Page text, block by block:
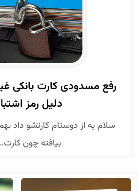
رفع مسدودی کارت بانکی
دلیل رمز
سلام یه از دوستام کارتشو داد
بیافته چون